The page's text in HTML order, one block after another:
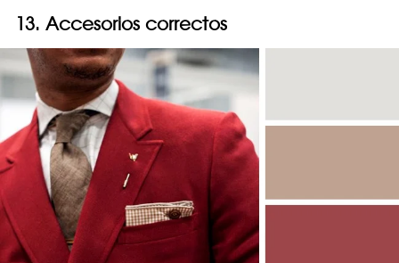
13. Accesorios correctos